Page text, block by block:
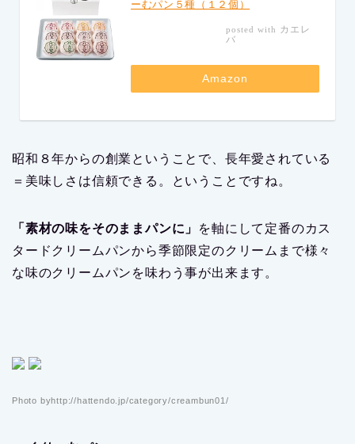
ーむパン５種（１２個）
posted with カエレ
バ
Amazon
昭和８年からの創業ということで、長年愛されている
＝美味しさは信頼できる。ということですね。
「素材の味をそのままパンに」
を軸にして定番のカス
タードクリームパンから季節限定のクリームまで様々
な味のクリームパンを味わう事が出来ます。
Photo byhttp://hattendo.jp/category/creambun01/